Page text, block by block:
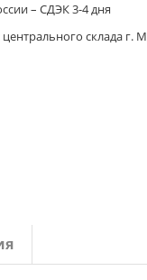
– СДЭК 3-4 дня
склада г.